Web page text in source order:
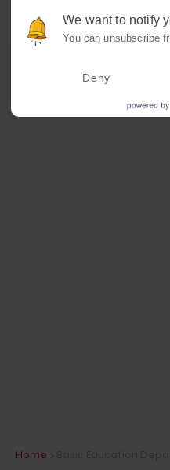
Home
We want to notify
You can unsubscribe
Deny